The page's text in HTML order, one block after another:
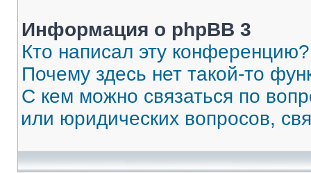
Информация о phpBB 3
Кто написал эту конференцию?
Почему здесь нет такой-то
С кем можно связаться по
или юридических вопросов,